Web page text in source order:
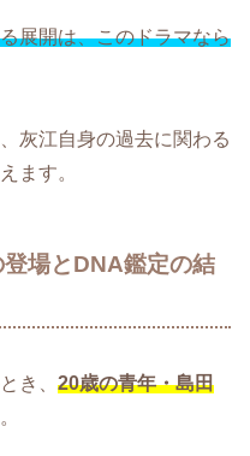
展開は、このドラマなら
灰江自身の過去に関わる
ます。
場とDNA鑑定の結
き、 20歳の青年・島田